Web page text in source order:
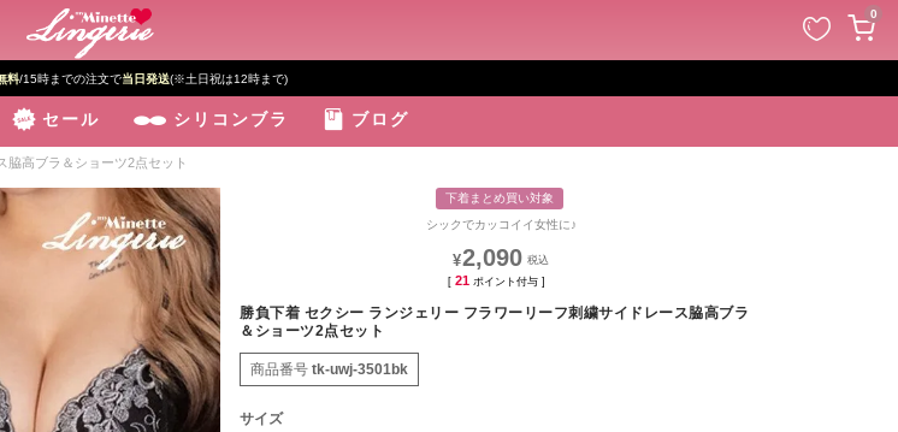
0
料/15時までの注文で当日発送(※土日祝は12時まで)
セール シリコンブラ ブログ
脇高ブラ＆ショーツ2点セット
下着まとめ買い対象
シックでカッコイイ女性に♪
¥2,090
[ 21 ポイント付与 ]
勝負下着 セクシー ランジェリー フラワーリーフ刺繍サイドレース脇高ブラ
＆ショーツ2点セット
商品番号 tk-uwj-3501bk
サイズ
ジト
ップ